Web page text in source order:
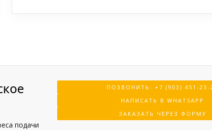
подачи
ПОЗВОНИТЬ: +7 (903) 451-23-
НАПИСАТЬ В WHATSAPP
ЗАКАЗАТЬ ЧЕРЕЗ ФОРМУ